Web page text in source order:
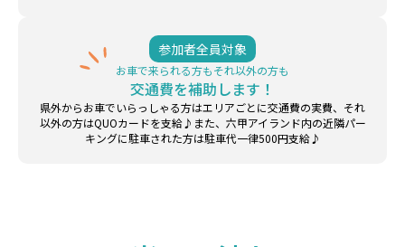
参加者全員対象
お車で来られる方もそれ以外の方も
交通費を補助します！
県外からお車でいらっしゃる方はエリアごとに交通費の実費、それ
以外の方はQUOカードを支給♪また、六甲アイランド内の近隣パー
キングに駐車された方は駐車代一律500円支給♪